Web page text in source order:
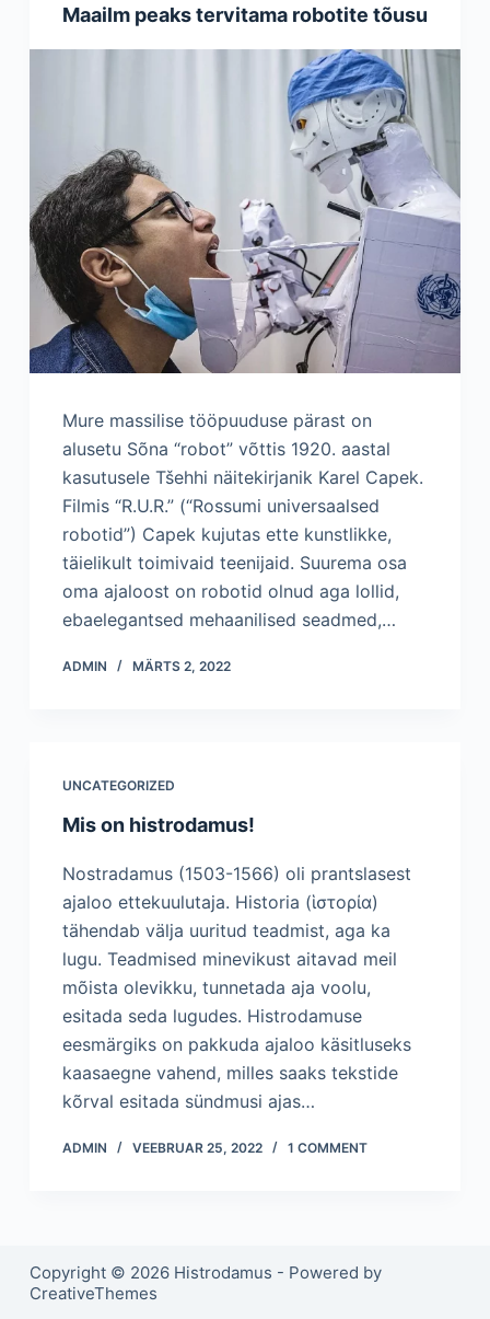
Maailm peaks tervitama robotite tõusu
Mure massilise tööpuuduse pärast on
alusetu Sõna “robot” võttis 1920. aastal
kasutusele Tšehhi näitekirjanik Karel Capek.
Filmis “R.U.R.” (“Rossumi universaalsed
robotid”) Capek kujutas ette kunstlikke,
täielikult toimivaid teenijaid. Suurema osa
oma ajaloost on robotid olnud aga lollid,
ebaelegantsed mehaanilised seadmed,…
ADMIN MÄRTS 2, 2022
UNCATEGORIZED
Mis on histrodamus!
Nostradamus (1503-1566) oli prantslasest
ajaloo ettekuulutaja. Historia (ἱστορία)
tähendab välja uuritud teadmist, aga ka
lugu. Teadmised minevikust aitavad meil
mõista olevikku, tunnetada aja voolu,
esitada seda lugudes. Histrodamuse
eesmärgiks on pakkuda ajaloo käsitluseks
kaasaegne vahend, milles saaks tekstide
kõrval esitada sündmusi ajas…
ADMIN VEEBRUAR 25, 2022 1 COMMENT
Copyright © 2026 Histrodamus - Powered by
CreativeThemes